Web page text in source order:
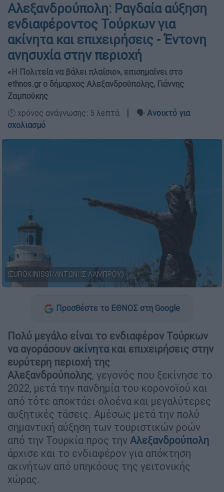
Αλεξανδρούπολη: Ραγδαία αύξηση
ενδιαφέροντος Τούρκων για
ακίνητα και επιχειρήσεις - Έντονη
ανησυχία στην περιοχή
«Η Πολιτεία να βάλει πλαίσιο», επισημαίνει στο
ethnos.gr ο δήμαρχος Αλεξανδρούπολης, Γιάννης
Ζαμπούκης
🕛 χρόνος ανάγνωσης: 5 λεπτά ┋ 🗣️ Ανοικτό για
σχολιασμό
(EUROKINISSI/ΑΝΤΩΝΗΣ ΛΑΜΠΡΟΥ)
Προσθέστε το ΕΘΝΟΣ στη Google
Πολύ μεγάλο είναι το ενδιαφέρον Τούρκων
να αγοράσουν ακίνητακαι επιχειρήσεις στην
ευρύτερη περιοχή της
Αλεξανδρούπολης, γεγονός που ξεκίνησε το
2022, μετά την πανδημία του κορονοϊού και
από τότε αποκτάει ολοένα και μεγαλύτερες
αυξητικές τάσεις. Αμέσως μετά την πολύ
σημαντική αύξηση των τουριστικών ροών
από την Τουρκία προς την Αλεξανδρούπολη
άρχισε και το ενδιαφέρον για απόκτηση
ακινήτων από υπηκόους της γειτονικής
χώρας.